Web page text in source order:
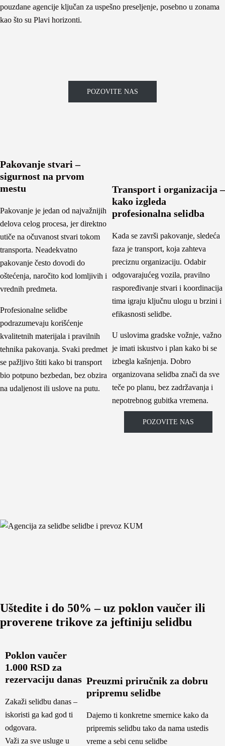
pouzdane agencije ključan za uspešno preseljenje, posebno u zonama
kao što su Plavi horizonti.
POZOVITE NAS
Pakovanje stvari –
sigurnost na prvom
mestu
Pakovanje je jedan od najvažnijih
delova celog procesa, jer direktno
utiče na očuvanost stvari tokom
transporta. Neadekvatno
pakovanje često dovodi do
oštećenja, naročito kod lomljivih i
vrednih predmeta.
Profesionalne selidbe
podrazumevaju korišćenje
kvalitetnih materijala i pravilnih
tehnika pakovanja. Svaki predmet
se pažljivo štiti kako bi transport
bio potpuno bezbedan, bez obzira
na udaljenost ili uslove na putu.
Transport i organizacija –
kako izgleda
profesionalna selidba
Kada se završi pakovanje, sledeća
faza je transport, koja zahteva
preciznu organizaciju. Odabir
odgovarajućeg vozila, pravilno
raspoređivanje stvari i koordinacija
tima igraju ključnu ulogu u brzini i
efikasnosti selidbe.
U uslovima gradske vožnje, važno
je imati iskustvo i plan kako bi se
izbegla kašnjenja. Dobro
organizovana selidba znači da sve
teče po planu, bez zadržavanja i
nepotrebnog gubitka vremena.
POZOVITE NAS
Uštedite i do 50% – uz poklon vaučer ili
proverene trikove za jeftiniju selidbu
Poklon vaučer
1.000 RSD za
rezervaciju danas
Zakaži selidbu danas –
iskoristi ga kad god ti
odgovara.
Važi za sve usluge u
Preuzmi priručnik za dobru
pripremu selidbe
Dajemo ti konkretne smernice kako da
pripremis selidbu tako da nama ustedis
vreme a sebi cenu selidbe